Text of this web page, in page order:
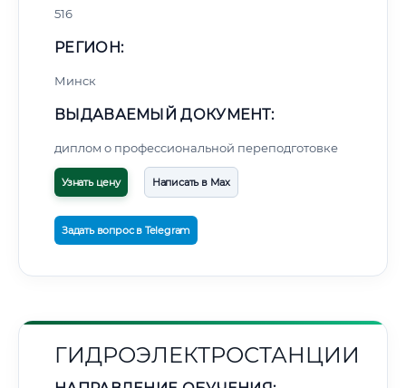
516
РЕГИОН:
Минск
ВЫДАВАЕМЫЙ ДОКУМЕНТ:
диплом о профессиональной переподготовке
Узнать цену Написать в Max
Задать вопрос в Telegram
ГИДРОЭЛЕКТРОСТАНЦИИ